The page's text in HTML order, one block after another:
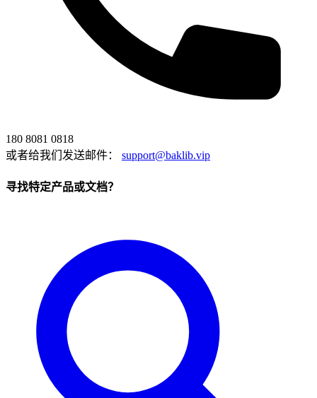
180 8081 0818
或者给我们发送邮件：
support@baklib.vip
寻找特定产品或文档？